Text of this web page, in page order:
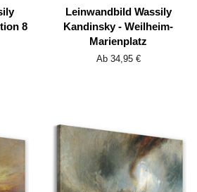
8
Leinwandbild Wassily
Kandinsky - Weilheim-
Marienplatz
Ab 34,95 €